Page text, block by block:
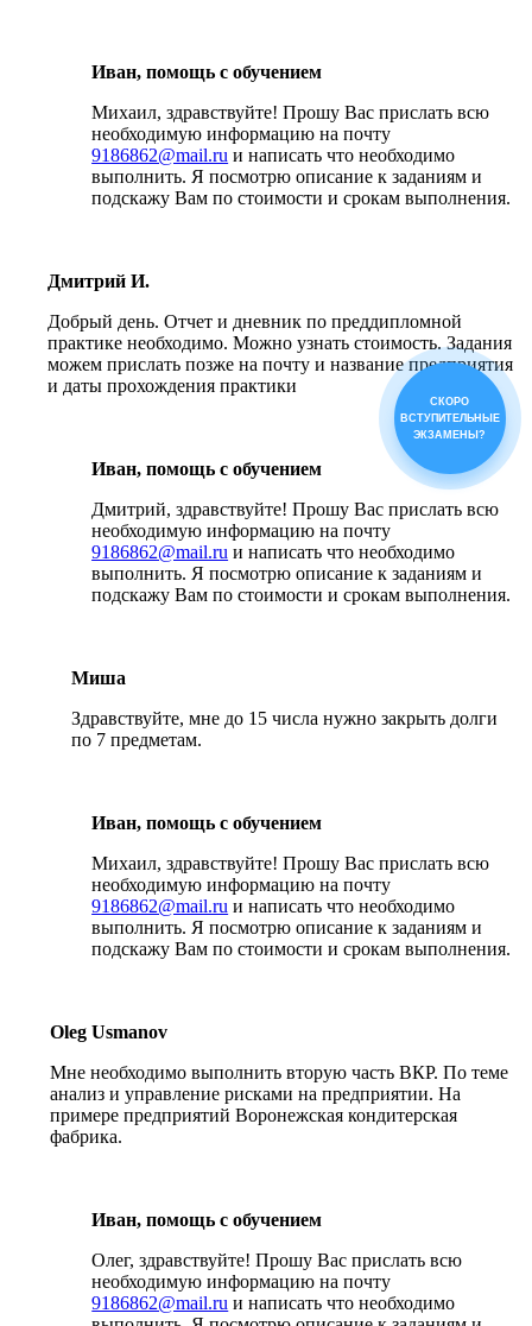
Иван, помощь с обучением
Михаил, здравствуйте! Прошу Вас прислать всю
необходимую информацию на почту
9186862@mail.ru и написать что необходимо
выполнить. Я посмотрю описание к заданиям и
подскажу Вам по стоимости и срокам выполнения.
Дмитрий И.
Добрый день. Отчет и дневник по преддипломной
практике необходимо. Можно узнать стоимость. Задания
можем прислать позже на почту и название предприятия
и даты прохождения практики
Иван, помощь с обучением
Дмитрий, здравствуйте! Прошу Вас прислать всю
необходимую информацию на почту
9186862@mail.ru и написать что необходимо
выполнить. Я посмотрю описание к заданиям и
подскажу Вам по стоимости и срокам выполнения.
Миша
Здравствуйте, мне до 15 числа нужно закрыть долги
по 7 предметам.
Иван, помощь с обучением
Михаил, здравствуйте! Прошу Вас прислать всю
необходимую информацию на почту
9186862@mail.ru и написать что необходимо
выполнить. Я посмотрю описание к заданиям и
подскажу Вам по стоимости и срокам выполнения.
Oleg Usmanov
Мне необходимо выполнить вторую часть ВКР. По теме
анализ и управление рисками на предприятии. На
примере предприятий Воронежская кондитерская
фабрика.
Иван, помощь с обучением
Олег, здравствуйте! Прошу Вас прислать всю
необходимую информацию на почту
9186862@mail.ru и написать что необходимо
СКОРО
ВСТУПИТЕЛЬНЫЕ
ЭКЗАМЕНЫ?